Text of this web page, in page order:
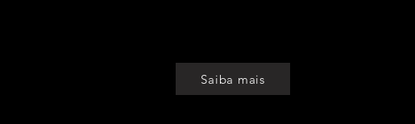
Saiba mais